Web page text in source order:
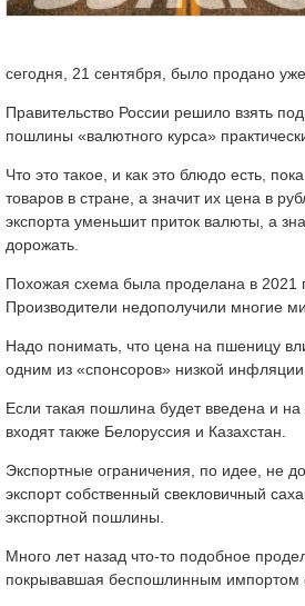
сегодня, 21 сентября, было продано
Правительство России решило взять
пошлины «валютного курса»
Что это такое, и как это блюдо есть,
товаров в стране, а значит их цена в
экспорта уменьшит приток валюты, а
дорожать.
Похожая схема была проделана в 2021
Производители недополучили многие
Надо понимать, что цена на пшеницу
одним из «спонсоров» низкой
Если такая пошлина будет введена и
входят также Белоруссия и Казахстан.
Экспортные ограничения, по идее, не
экспорт собственный свекловичный
экспортной пошлины.
Много лет назад что-то подобное
покрывавшая беспошлинным импортом